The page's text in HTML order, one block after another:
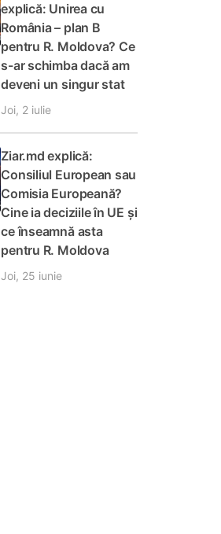
explică: Unirea cu
România – plan B
pentru R. Moldova? Ce
s-ar schimba dacă am
deveni un singur stat
Joi, 2 iulie
Ziar.md explică:
Consiliul European sau
Comisia Europeană?
Cine ia deciziile în UE și
ce înseamnă asta
pentru R. Moldova
Joi, 25 iunie